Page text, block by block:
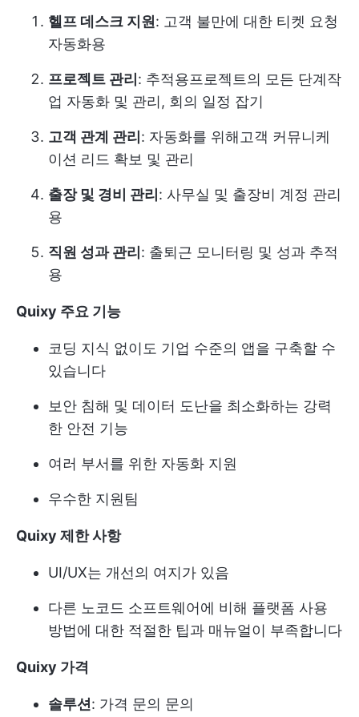
헬프 데스크 지원: 고객 불만에 대한 티켓 요청
자동화용
프로젝트 관리: 추적용프로젝트의 모든 단계작
업 자동화 및 관리, 회의 일정 잡기
고객 관계 관리: 자동화를 위해고객 커뮤니케
이션 리드 확보 및 관리
출장 및 경비 관리: 사무실 및 출장비 계정 관리
용
직원 성과 관리: 출퇴근 모니터링 및 성과 추적
용
Quixy 주요 기능
코딩 지식 없이도 기업 수준의 앱을 구축할 수
있습니다
보안 침해 및 데이터 도난을 최소화하는 강력
한 안전 기능
여러 부서를 위한 자동화 지원
우수한 지원팀
Quixy 제한 사항
UI/UX는 개선의 여지가 있음
다른 노코드 소프트웨어에 비해 플랫폼 사용
방법에 대한 적절한 팁과 매뉴얼이 부족합니다
Quixy 가격
솔루션: 가격 문의 문의